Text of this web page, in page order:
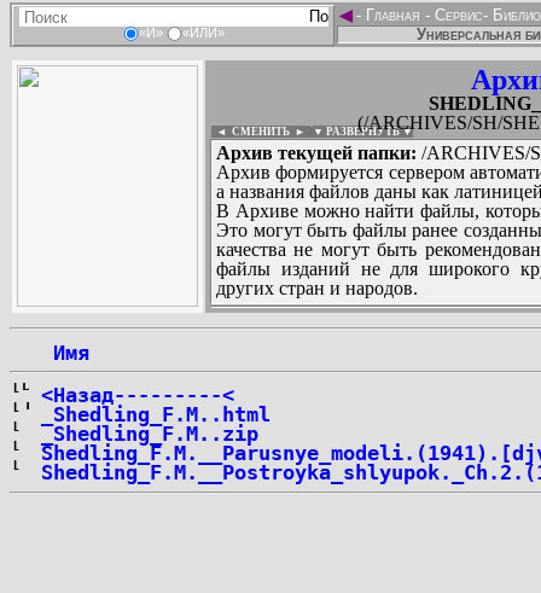
«И» «ИЛИ»
◄- Главная - Сервис-
Универсальная
(/ARCHIVES/SH/
◄ СМЕНИТЬ ► ▼ РАЗВЕРНУТЬ ▼
Архив текущей папки: /ARCHIVES/
Архив формируется сервером
а названия файлов даны как
В Архиве можно найти файлы,
Это могут быть файлы ранее
качества не могут быть
файлы изданий не для широкого
других стран и народов.
Имя
<Назад---------<
_Shedling_F.M..html
_Shedling_F.M..zip